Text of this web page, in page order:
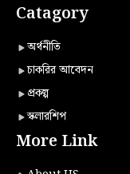
Catagory
অর্থনীতি
চাকরির আবেদন
প্রকল্প
স্কলারশিপ
More Link